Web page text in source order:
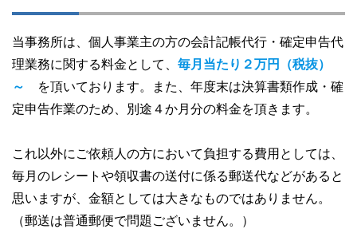
当事務所は、個人事業主の方の会計記帳代行・確定申告代
理業務に関する料金として、 毎月当たり２万円（税抜）
～
を頂いております。また、年度末は決算書類作成・確
定申告作業のため、別途４か月分の料金を頂きます。
これ以外にご依頼人の方において負担する費用としては、
毎月のレシートや領収書の送付に係る郵送代などがあると
思いますが、金額としては大きなものではありません。
（郵送は普通郵便で問題ございません。）